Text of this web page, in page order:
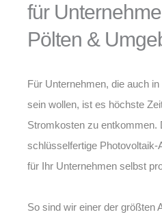
für
Pölten &
Für Unternehmen, die auch
sein wollen, ist es höchste
Stromkosten zu entkommen.
schlüsselfertige Photovoltaik-
für Ihr Unternehmen selbst
So sind wir einer der größten